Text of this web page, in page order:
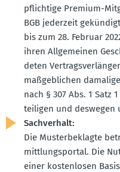
pflichtige Premium-
BGB jederzeit
bis zum 28. Februar
ihren Allge­meinen
deten
maßgeb­lichen
nach § 307 Abs. 1 Satz
tei­ligen und deswegen
Sachverhalt:
Die Muster­be­klagte
mitt­lungs­portal. Die
einer kosten­losen